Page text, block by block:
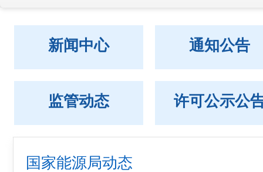
新闻中心 通知公告
监管动态 许可公示公
国家能源局动态